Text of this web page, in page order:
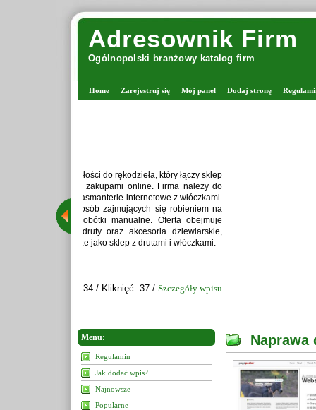
Adresownik Firm
Ogólnopolski branżowy katalog firm
Home Zarejestruj się Mój panel Dodaj stronę
Menu:
Regulamin
Jak dodać wpis?
Najnowsze
Popularne
Naprawa